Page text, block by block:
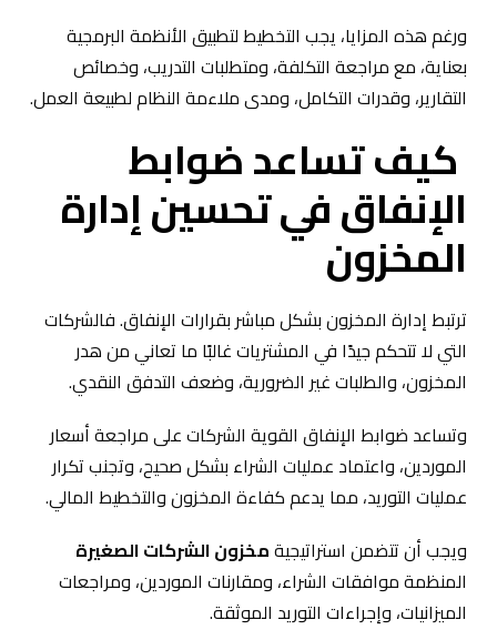
ورغم هذه المزايا، يجب التخطيط لتطبيق الأنظمة البرمجية
بعناية، مع مراجعة التكلفة، ومتطلبات التدريب، وخصائص
التقارير، وقدرات التكامل، ومدى ملاءمة النظام لطبيعة العمل.
كيف تساعد ضوابط
الإنفاق في تحسين إدارة
المخزون
ترتبط إدارة المخزون بشكل مباشر بقرارات الإنفاق. فالشركات
التي لا تتحكم جيدًا في المشتريات غالبًا ما تعاني من هدر
المخزون، والطلبات غير الضرورية، وضعف التدفق النقدي.
وتساعد ضوابط الإنفاق القوية الشركات على مراجعة أسعار
الموردين، واعتماد عمليات الشراء بشكل صحيح، وتجنب تكرار
عمليات التوريد، مما يدعم كفاءة المخزون والتخطيط المالي.
ويجب أن تتضمن استراتيجيةمخزون الشركات الصغيرة
المنظمة موافقات الشراء، ومقارنات الموردين، ومراجعات
الميزانيات، وإجراءات التوريد الموثقة.